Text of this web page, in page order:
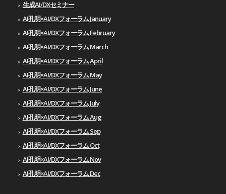
生成AI/DXセミナー
AI孔明×AI/DXフォーラム January
AI孔明×AI/DXフォーラム February
AI孔明×AI/DXフォーラム March
AI孔明×AI/DXフォーラム April
AI孔明×AI/DXフォーラム May
AI孔明×AI/DXフォーラム June
AI孔明×AI/DXフォーラム July
AI孔明×AI/DXフォーラム Aug
AI孔明×AI/DXフォーラム Sep
AI孔明×AI/DXフォーラム Oct
AI孔明×AI/DXフォーラム Nov
AI孔明×AI/DXフォーラム Dec